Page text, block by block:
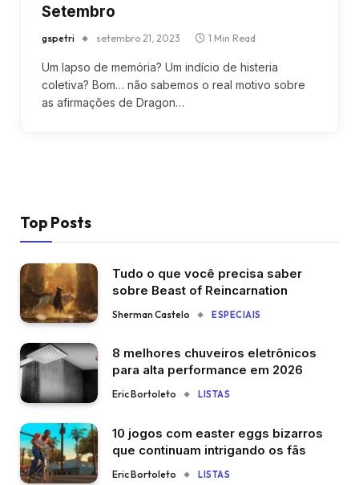
Setembro
gspetri setembro 21, 2023 1 Min Read
Um lapso de memória? Um indício de histeria
coletiva? Bom… não sabemos o real motivo sobre
as afirmações de Dragon…
Top Posts
Tudo o que você precisa saber
sobre Beast of Reincarnation
Sherman Castelo ESPECIAIS
8 melhores chuveiros eletrônicos
para alta performance em 2026
Eric Bortoleto LISTAS
10 jogos com easter eggs bizarros
que continuam intrigando os fãs
Eric Bortoleto LISTAS